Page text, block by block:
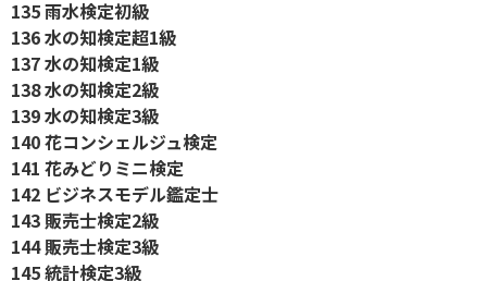
135 雨水検定初級
136 水の知検定超1級
137 水の知検定1級
138 水の知検定2級
139 水の知検定3級
140 花コンシェルジュ検定
141 花みどりミニ検定
142 ビジネスモデル鑑定士
143 販売士検定2級
144 販売士検定3級
145 統計検定3級